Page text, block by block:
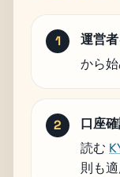
運営
から
口座
読む
則も適